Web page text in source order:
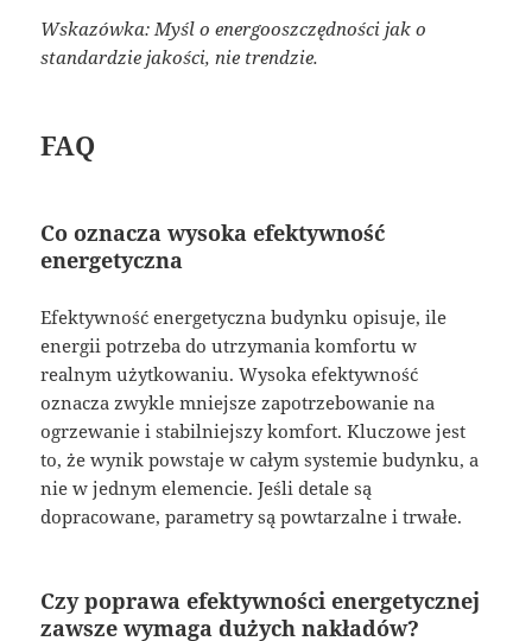
Wskazówka: Myśl o energooszczędności jak o
standardzie jakości, nie trendzie.
FAQ
Co oznacza wysoka efektywność
energetyczna
Efektywność energetyczna budynku opisuje, ile
energii potrzeba do utrzymania komfortu w
realnym użytkowaniu. Wysoka efektywność
oznacza zwykle mniejsze zapotrzebowanie na
ogrzewanie i stabilniejszy komfort. Kluczowe jest
to, że wynik powstaje w całym systemie budynku, a
nie w jednym elemencie. Jeśli detale są
dopracowane, parametry są powtarzalne i trwałe.
Czy poprawa efektywności energetycznej
zawsze wymaga dużych nakładów?